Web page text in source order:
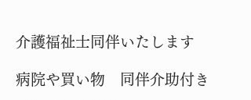
​介護福祉士同伴いたします
病院や買い物 同伴介助付き​